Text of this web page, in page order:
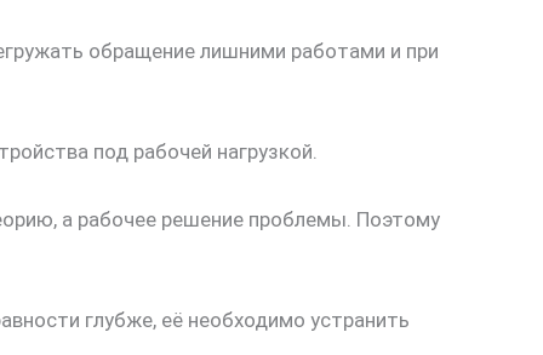
обращение лишними работами и при
под рабочей нагрузкой.
а рабочее решение проблемы. Поэтому
глубже, её необходимо устранить